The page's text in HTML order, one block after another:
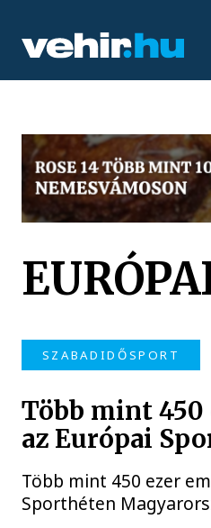
SZABADIDŐSPORT
Több mint
az Európai
Több mint 450 ezer
Sporthéten